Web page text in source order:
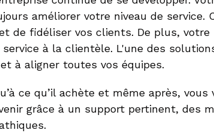
améliorer votre niveau de service.
de fidéliser vos clients. De plus,
à la clientèle. L'une des
à aligner toutes vos équipes.
ce qu’il achète et même après,
grâce à un support pertinent, des